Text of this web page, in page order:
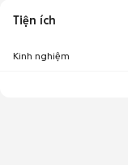
Tiện ích
Kinh nghiệm